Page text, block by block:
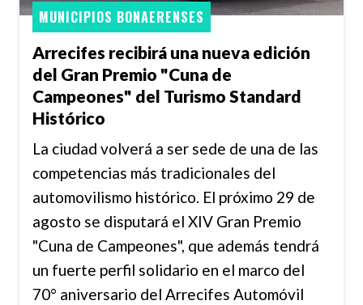
Arrecifes recibirá una nueva edición
del Gran Premio "Cuna de
Campeones" del Turismo Standard
Histórico
MUNICIPIOS BONAERENSES
La ciudad volverá a ser sede de una de las
competencias más tradicionales del
automovilismo histórico. El próximo 29 de
agosto se disputará el XIV Gran Premio
"Cuna de Campeones", que además tendrá
un fuerte perfil solidario en el marco del
70° aniversario del Arrecifes Automóvil